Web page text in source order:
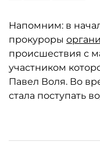
Напомним: в
прокуроры
происшествия с
участником
Павел Воля. Во
стала поступать